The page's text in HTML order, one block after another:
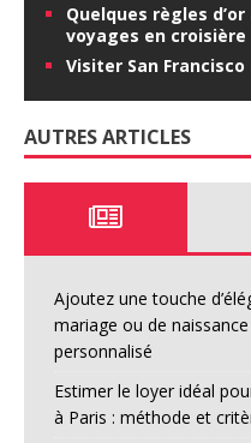
Quelques règles
voyages en croisière
Visiter San Francisco
AUTRES ARTICLES
Ajoutez une touche
mariage ou de
personnalisé
Estimer le loyer idéal
à Paris : méthode et